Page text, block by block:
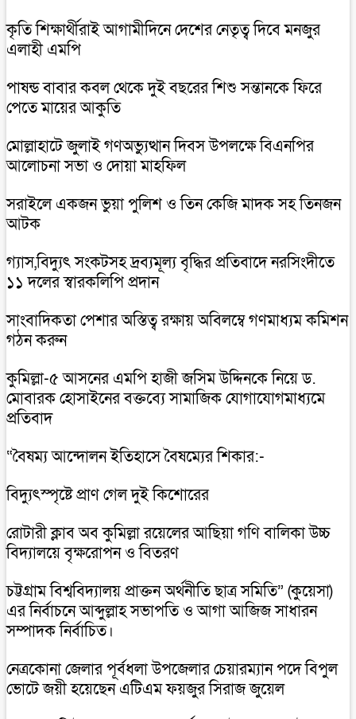
কৃতি শিক্ষার্থীরাই আগামীদিনে দেশের নেতৃত্ব দিবে মনজুর
এলাহী এমপি
পাষন্ড বাবার কবল থেকে দুই বছরের শিশু সন্তানকে ফিরে
পেতে মায়ের আকুতি
মোল্লাহাটে জুলাই গণঅভ্যুত্থান দিবস উপলক্ষে বিএনপির
আলোচনা সভা ও দোয়া মাহফিল
সরাইলে একজন ভুয়া পুলিশ ও তিন কেজি মাদক সহ তিনজন
আটক
গ্যাস,বিদ্যুৎ সংকটসহ দ্রব্যমূল্য বৃদ্ধির প্রতিবাদে নরসিংদীতে
১১ দলের স্বারকলিপি প্রদান
সাংবাদিকতা পেশার অস্তিত্ব রক্ষায় অবিলম্বে গণমাধ্যম কমিশন
গঠন করুন
কুমিল্লা-৫ আসনের এমপি হাজী জসিম উদ্দিনকে নিয়ে ড.
মোবারক হোসাইনের বক্তব্যে সামাজিক যোগাযোগমাধ্যমে
প্রতিবাদ
“বৈষম্য আন্দোলন ইতিহাসে বৈষম্যের শিকার:-
বিদ্যুৎস্পৃষ্টে প্রাণ গেল দুই কিশোরের
রোটারী ক্লাব অব কুমিল্লা রয়েলের আছিয়া গণি বালিকা উচ্চ
বিদ্যালয়ে বৃক্ষরোপন ও বিতরণ
চট্টগ্রাম বিশ্ববিদ্যালয় প্রাক্তন অর্থনীতি ছাত্র সমিতি” (কুয়েসা)
এর নির্বাচনে আব্দুল্লাহ সভাপতি ও আগা আজিজ সাধারন
সম্পাদক নির্বাচিত।
নেত্রকোনা জেলার পূর্বধলা উপজেলার চেয়ারম্যান পদে বিপুল
ভোটে জয়ী হয়েছেন এটিএম ফয়জুর সিরাজ জুয়েল